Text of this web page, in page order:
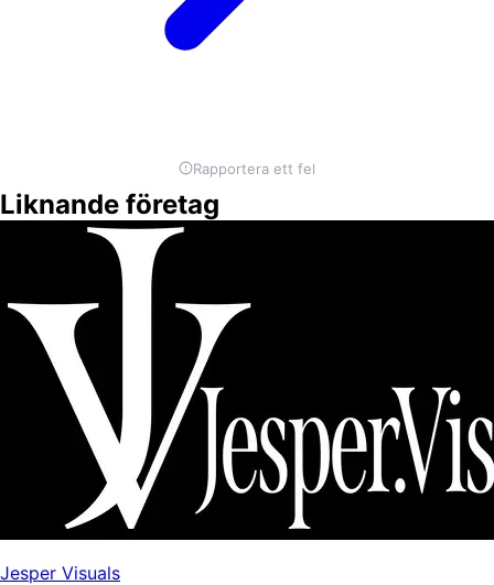
Rapportera ett fel
Liknande företag
Jesper Visuals